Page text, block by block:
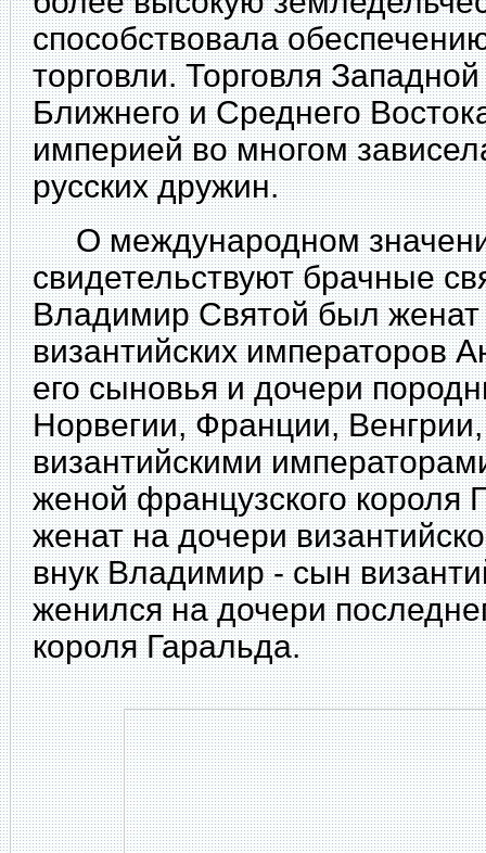
способствовала
торговли. Торговля
Ближнего и Среднего
империей во многом
русских дружин.
О международном
свидетельствуют брачные
Владимир Святой был женат
византийских императоров
его сыновья и дочери
Норвегии, Франции,
византийскими
женой французского короля
женат на дочери
внук Владимир - сын
женился на дочери
короля Гаральда.